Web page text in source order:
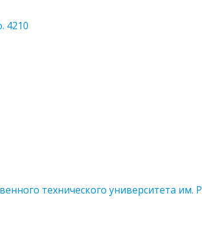
4210
технического университета им.